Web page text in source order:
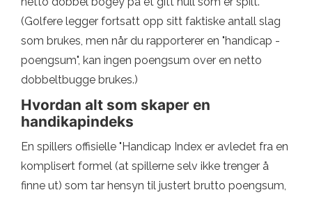
(Golfere legger fortsatt opp sitt faktiske antall slag
som brukes, men når du rapporterer en "handicap -
poengsum", kan ingen poengsum over en netto
dobbeltbugge brukes.)
Hvordan alt som skaper en
handikapindeks
En spillers offisielle "Handicap Index er avledet fra en
komplisert formel (at spillerne selv ikke trenger å
finne ut) som tar hensyn til justert brutto poengsum,